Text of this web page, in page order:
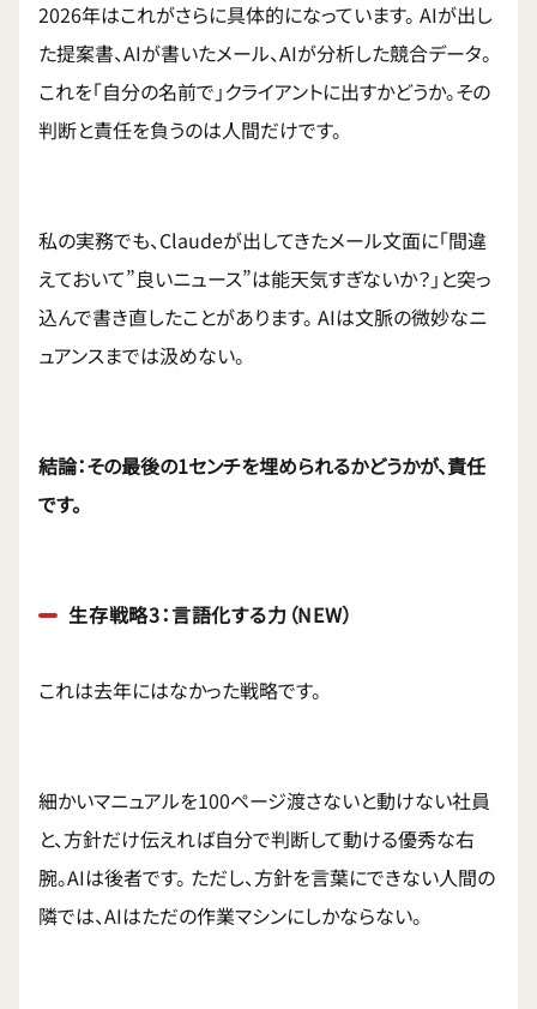
2026年はこれがさらに具体的になっています。 AIが出し
た提案書、AIが書いたメール、AIが分析した競合データ。
これを「自分の名前で」クライアントに出すかどうか。その
判断と責任を負うのは人間だけです。
私の実務でも、Claudeが出してきたメール文面に「間違
えておいて”良いニュース”は能天気すぎないか？」と突っ
込んで書き直したことがあります。 AIは文脈の微妙なニ
ュアンスまでは汲めない。
結論：その最後の1センチを埋められるかどうかが、責任
です。
生存戦略3：言語化する力（NEW）
これは去年にはなかった戦略です。
細かいマニュアルを100ページ渡さないと動けない社員
と、方針だけ伝えれば自分で判断して動ける優秀な右
腕。AIは後者です。 ただし、方針を言葉にできない人間の
隣では、AIはただの作業マシンにしかならない。